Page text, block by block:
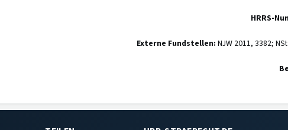
HRRS-
Externe Fundstellen: NJW 2011, 3382;